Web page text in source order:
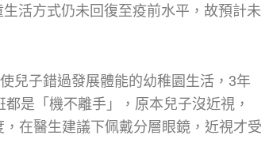
活方式仍未回復至疫前水平，故預計未
兒子錯過發展體能的幼稚園生活，3年
是「機不離手」，原本兒子沒近視，
在醫生建議下佩戴分層眼鏡，近視才受